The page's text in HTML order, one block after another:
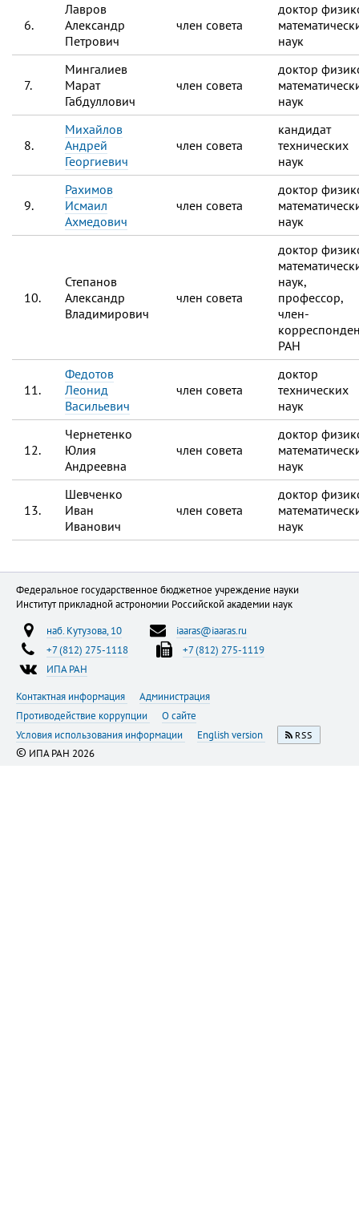
6.
Лавров
Александр
Петрович
член совета
доктор
наук
7.
Мингалиев
Марат
Габдуллович
член совета
доктор
наук
8.
Михайлов
Андрей
Георгиевич
член совета
кандидат
технических
наук
9.
Рахимов
Исмаил
Ахмедович
член совета
доктор
наук
10.
Степанов
Александр
Владимирович
член совета
доктор
наук,
профессор,
член-
РАН
11.
Федотов
Леонид
Васильевич
член совета
доктор
технических
наук
12.
Чернетенко
Юлия
Андреевна
член совета
доктор
наук
13.
Шевченко
Иван
Иванович
член совета
доктор
наук
Федеральное государственное бюджетное учреждение науки
Институт прикладной астрономии Российской академии наук
наб. Кутузова, 10
iaaras@iaaras.ru
+7 (812) 275-1118
+7 (812) 275-1119
ИПА РАН
Контактная информация
Администрация
Противодействие коррупции
О сайте
Условия использования информации
English version RSS
© ИПА РАН 2026